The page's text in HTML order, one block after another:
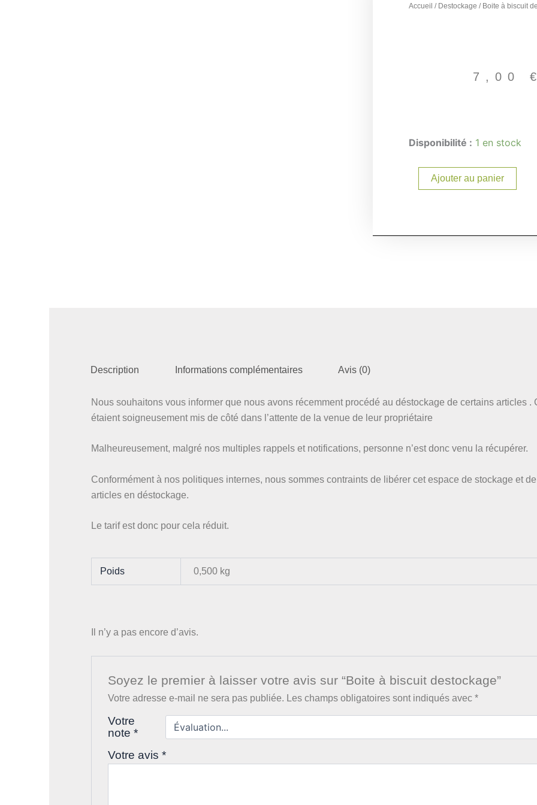
Accueil / Destockage / Boite à biscuit
7,00 €
Disponibilité : 1 en stock
quantité
biscuit
Ajouter au panier
Description Informations complémentaires Avis (0)
Nous souhaitons vous informer que nous avons récemment procédé au déstockage de certains articles .
étaient soigneusement mis de côté dans l’attente de la venue de leur propriétaire
Malheureusement, malgré nos multiples rappels et notifications, personne n’est donc venu la récupérer.
Conformément à nos politiques internes, nous sommes contraints de libérer cet espace de stockage et
articles en déstockage.
Le tarif est donc pour cela réduit.
Poids 0,500 kg
Il n’y a pas encore d’avis.
Soyez le premier à laisser votre avis sur “Boite à biscuit destockage”
Votre adresse e-mail ne sera pas publiée. Les champs obligatoires sont indiqués avec *
Votre
note *
Votre avis *